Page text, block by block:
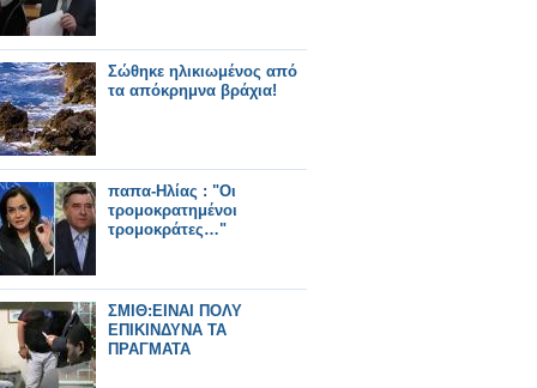
Σώθηκε ηλικιωμένος από
τα απόκρημνα βράχια!
παπα-Ηλίας : "Οι
τρομοκρατημένοι
τρομοκράτες…"
ΣΜΙΘ:ΕΙΝΑΙ ΠΟΛΥ
ΕΠΙΚΙΝΔΥΝΑ ΤΑ
ΠΡΑΓΜΑΤΑ